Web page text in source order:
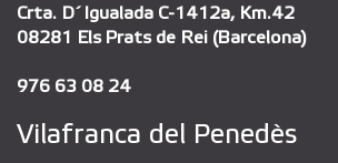
Crta. D´Igualada C-1412a, Km.42
08281 Els Prats de Rei (Barcelona)
976 63 08 24
Vilafranca del Penedès